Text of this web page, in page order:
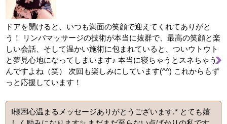
ドアを開けると、いつも満面の笑顔で迎えてくれてありがと
う！ リンパマッサージの技術が本当に抜群で、最高の笑顔と楽
しい会話、そして温かい施術に包まれていると、ついウトウト
と夢見心地になってしまいます♪ 本当に寝ちゃうとスネちゃう
んですよね（笑） 次回も楽しみにしています(^^) これからもず
っと応援しています！
I様💌心温まるメッセージありがとうございます.* とても嬉